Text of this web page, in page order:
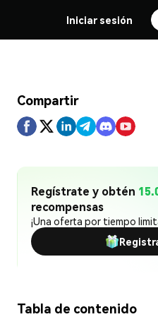
Iniciar sesión
Compartir
Regístrate y obtén
recompensas
¡Una oferta por tiempo
Tabla de contenido